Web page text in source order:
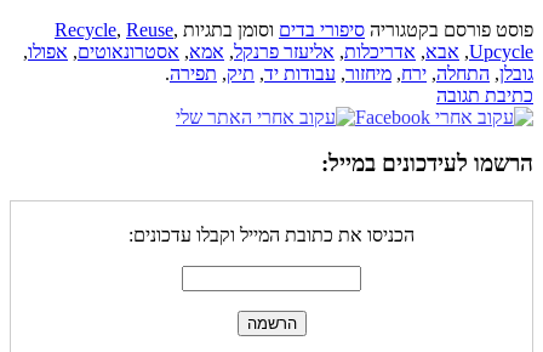
פוסט פורסם בקטגוריהסיפורי בדיםוסומן בתגיות Recycle ,Reuse ,
Upcycle
,אבא,אדריכלות,אליעזר פרנקל,אמא,אסטרונאוטים,אפולו,
גובלן,התחלה,ירח,מיחזור,עבודות יד,תיק,תפירה.
כתיבת תגובה
הרשמו לעידכונים במייל:
הכניסו את כתובת המייל וקבלו עדכונים: